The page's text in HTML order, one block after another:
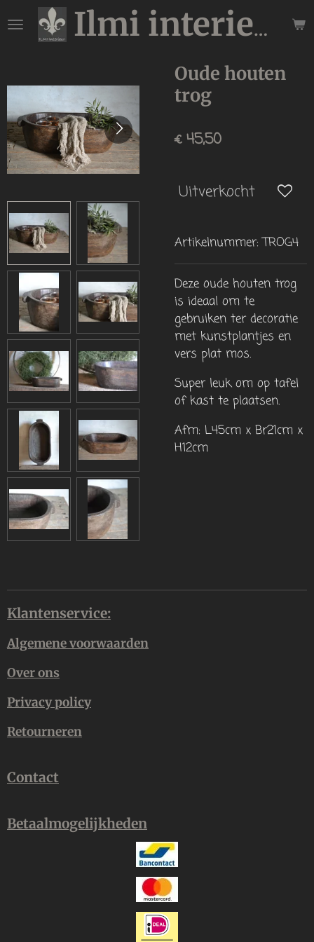
direct
hoofdinhoud
Ilmi interieur
Oude houten
trog
€ 45,50
Uitverkocht
Artikelnummer: TROG4
Deze oude houten trog
is ideaal om te
gebruiken ter decoratie
met kunstplantjes en
vers plat mos.
Super leuk om op tafel
of kast te plaatsen.
Afm: L45cm x Br21cm x
H12cm
Klantenservice:
Algemene voorwaarden
Over ons
Privacy policy
Retourneren
Contact
Betaalmogelijkheden